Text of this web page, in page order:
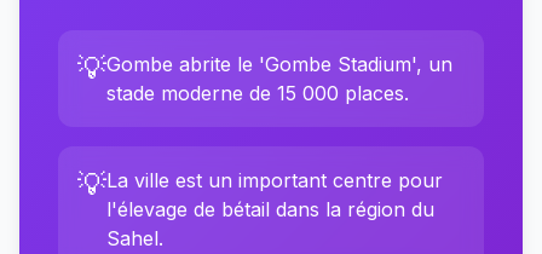
💡Gombe abrite le 'Gombe Stadium', un
stade moderne de 15 000 places.
💡La ville est un important centre pour
l'élevage de bétail dans la région du
Sahel.